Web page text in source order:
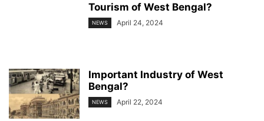
Tourism of West Bengal?
NEWS April 24, 2024
Important Industry of West
Bengal?
NEWS April 22, 2024